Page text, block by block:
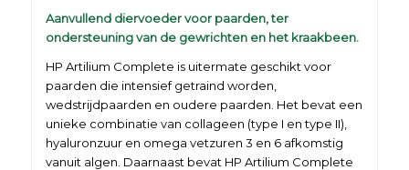
Aanvullend diervoeder voor paarden, ter
ondersteuning van de gewrichten en het kraakbeen.
HP Artilium Complete is uitermate geschikt voor
paarden die intensief getraind worden,
wedstrijdpaarden en oudere paarden. Het bevat een
unieke combinatie van collageen (type I en type II),
hyaluronzuur en omega vetzuren 3 en 6 afkomstig
vanuit algen. Daarnaast bevat HP Artilium Complete